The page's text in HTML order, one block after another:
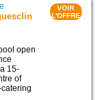
open
15-
of
VOIR
L'OFFRE